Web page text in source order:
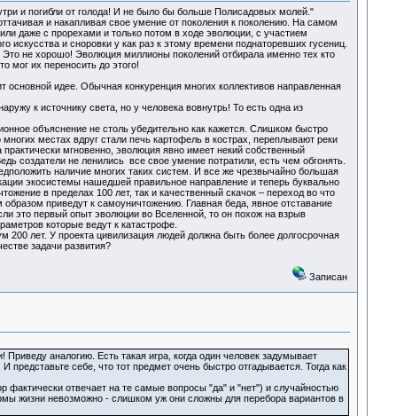
и погибли от голода! И не было бы больше Полисадовых молей."
и накапливая свое умение от поколения к поколению. На самом
даже с прорехами и только потом в ходе эволюции, с участием
искусства и сноровки у как раз к этому времени поднаторевших гусениц.
не хорошо! Эволюция миллионы поколений отбирала именно тех кто
мог их переносить до этого!
основной идее. Обычная конкуренция многих коллективов направленная
к источнику света, но у человека вовнутрь! То есть одна из
объяснение не столь убедительно как кажется. Слишком быстро
местах вдруг стали печь картофель в кострах, переплывают реки
мгновенно, эволюция явно имеет некий собственный
создатели не ленились все свое умение потратили, есть чем обгонять.
наличие многих таких систем. И все же чрезвычайно большая
экосистемы нашедшей правильное направление и теперь буквально
в пределах 100 лет, так и качественный скачок – переход во что
приведут к самоуничтожению. Главная беда, явное отставание
это первый опыт эволюции во Вселенной, то он похож на взрыв
которые ведут к катастрофе.
лет. У проекта цивилизация людей должна быть более долгосрочная
задачи развития?
Записан
аналогию. Есть такая игра, когда один человек задумывает
себе, что тот предмет очень быстро отгадывается. Тогда как
фактически отвечает на те самые вопросы "да" и "нет") и случайностью
жизни невозможно - слишком уж они сложны для перебора вариантов в